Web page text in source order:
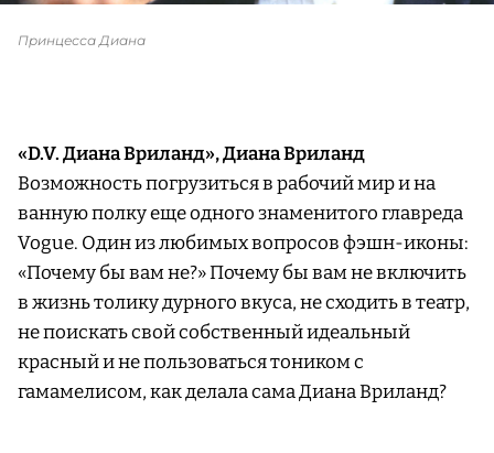
Принцесса Диана
«D.V. Диана Вриланд», Диана Вриланд
Возможность погрузиться в рабочий мир и на
ванную полку еще одного знаменитого главреда
Vogue. Один из любимых вопросов фэшн-иконы:
«Почему бы вам не?» Почему бы вам не включить
в жизнь толику дурного вкуса, не сходить в театр,
не поискать свой собственный идеальный
красный и не пользоваться тоником с
гамамелисом, как делала сама Диана Вриланд?